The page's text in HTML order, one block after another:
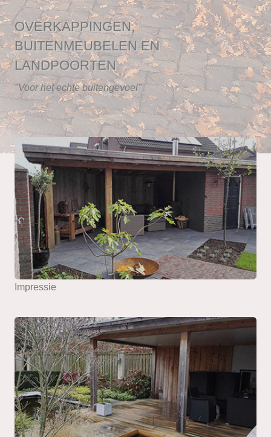
OVERKAPPINGEN,
BUITENMEUBELEN EN
LANDPOORTEN
"Voor het echte buitengevoel"
Impressie